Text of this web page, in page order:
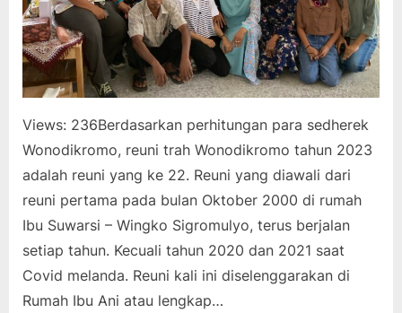
Views: 236Berdasarkan perhitungan para sedherek
Wonodikromo, reuni trah Wonodikromo tahun 2023
adalah reuni yang ke 22. Reuni yang diawali dari
reuni pertama pada bulan Oktober 2000 di rumah
Ibu Suwarsi – Wingko Sigromulyo, terus berjalan
setiap tahun. Kecuali tahun 2020 dan 2021 saat
Covid melanda. Reuni kali ini diselenggarakan di
Rumah Ibu Ani atau lengkap…